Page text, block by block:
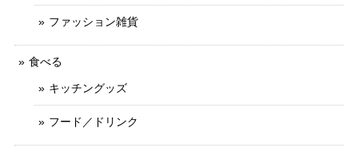
ファッション雑貨
食べる
キッチングッズ
フード／ドリンク